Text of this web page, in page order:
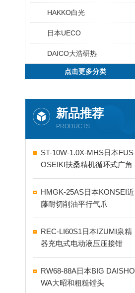
HAKKO白光
日本UECO
DAICO大浩研热
点击更多分类
新品推荐
PRODUCTS
ST-10W-1.0X-MHS日本FUS
OSEIKI扶桑精机循环式广角
自动喷嘴
HMGK-25AS日本KONSEI近
藤耐切削油平行气爪
REC-LI60S1日本IZUMI泉精
器充电式电动液压压接钳
RW68-88A日本BIG DAISHO
WA大昭和粗糙镗头